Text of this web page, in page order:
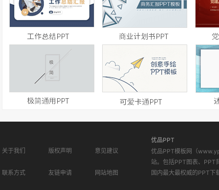
关于我们 版权声明 意见建议
联系方式 友链申请 网站地图
优品PPT
优品PPT模板网（
站。包括PPT图表、PPT
国内最大最权威的PPT下